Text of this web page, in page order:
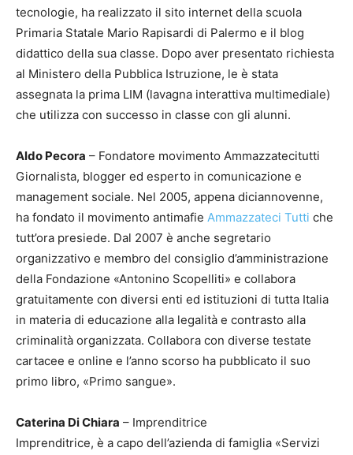
tecnologie, ha realizzato il sito internet della scuola
Primaria Statale Mario Rapisardi di Palermo e il blog
didattico della sua classe. Dopo aver presentato richiesta
al Ministero della Pubblica Istruzione, le è stata
assegnata la prima LIM (lavagna interattiva multimediale)
che utilizza con successo in classe con gli alunni.
Aldo Pecora – Fondatore movimento Ammazzatecitutti
Giornalista, blogger ed esperto in comunicazione e
management sociale. Nel 2005, appena diciannovenne,
ha fondato il movimento antimafie Ammazzateci Tutti che
tutt’ora presiede. Dal 2007 è anche segretario
organizzativo e membro del consiglio d’amministrazione
della Fondazione «Antonino Scopelliti» e collabora
gratuitamente con diversi enti ed istituzioni di tutta Italia
in materia di educazione alla legalità e contrasto alla
criminalità organizzata. Collabora con diverse testate
cartacee e online e l’anno scorso ha pubblicato il suo
primo libro, «Primo sangue».
Caterina Di Chiara – Imprenditrice
Imprenditrice, è a capo dell’azienda di famiglia «Servizi